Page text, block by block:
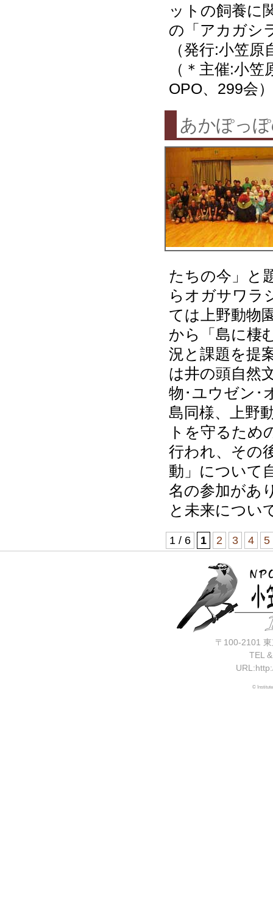
ットの飼養に
の「アカガシ
（発行:小笠
（＊主催:小
OPO、299会）
あかぽっ
たちの今」と
らオガサワラ
ては上野動物
から「島に棲
況と課題を提
は井の頭自然
物･ユウゼン･
島同様、上野
トを守るため
行われ、その
動」について
名の参加があ
と未来につい
1 / 6 1 2 3 4 5
〒100-2101
TEL
©